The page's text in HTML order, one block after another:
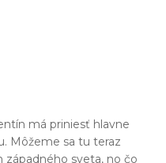
má priniesť hlavne
Môžeme sa tu teraz
sveta, no čo